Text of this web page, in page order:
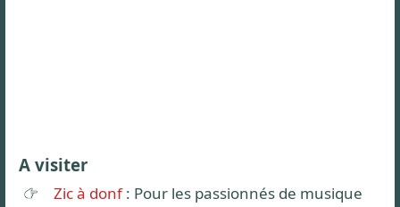
A visiter
Zic à donf: Pour les passionnés de musique